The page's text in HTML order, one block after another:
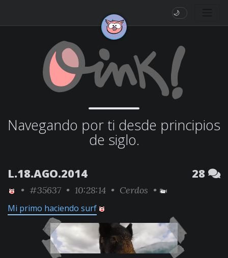
🌙
Navegando por ti desde principios
de siglo.
L.18.AGO.2014 28
• #35637 • 10:28:14 • Cerdos •
Mi primo haciendo surf